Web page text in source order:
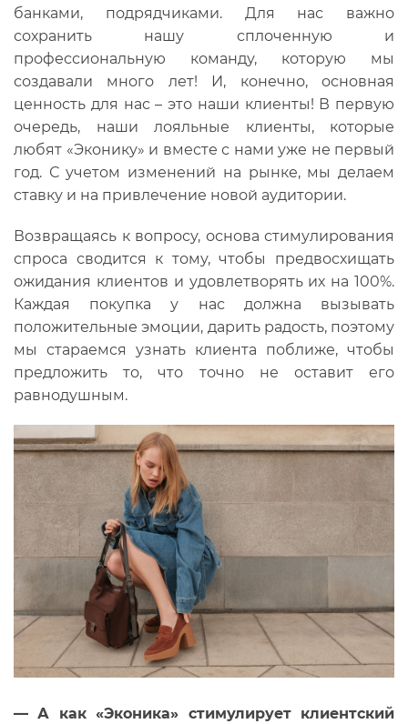
банками, подрядчиками. Для нас важно
сохранить нашу сплоченную и
профессиональную команду, которую мы
создавали много лет! И, конечно, основная
ценность для нас – это наши клиенты! В первую
очередь, наши лояльные клиенты, которые
любят «Эконику» и вместе с нами уже не первый
год. С учетом изменений на рынке, мы делаем
ставку и на привлечение новой аудитории.
Возвращаясь к вопросу, основа стимулирования
спроса сводится к тому, чтобы предвосхищать
ожидания клиентов и удовлетворять их на 100%.
Каждая покупка у нас должна вызывать
положительные эмоции, дарить радость, поэтому
мы стараемся узнать клиента поближе, чтобы
предложить то, что точно не оставит его
равнодушным.
— А как «Эконика» стимулирует клиентский